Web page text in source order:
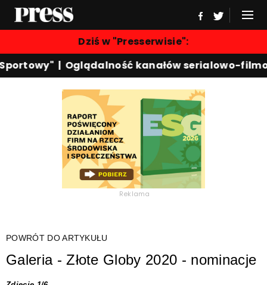
Dziś w "Presserwisie":
Oglądalność kanałów serialowo-
Reklama
POWRÓT DO ARTYKUŁU
Galeria - Złote Globy 2020 - nominacje